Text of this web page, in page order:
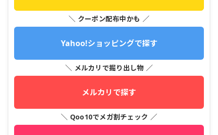
＼ クーポン配布中かも ／
Yahoo!ショッピングで探す
＼ メルカリで掘り出し物 ／
メルカリで探す
＼ Qoo10でメガ割チェック ／